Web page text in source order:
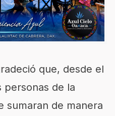
que, desde el
personas de la
sumaran de manera